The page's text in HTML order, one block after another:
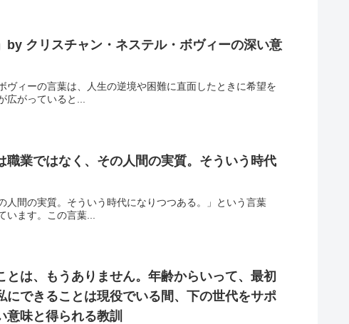
by クリスチャン・ネステル・ボヴィーの深い意
ィーの言葉は、人生の逆境や困難に直面したときに希望を
広がっていると...
職業ではなく、その人間の実質。そういう時代
間の実質。そういう時代になりつつある。」という言葉
ます。この言葉...
とは、もうありません。年齢からいって、最初
できることは現役でいる間、下の世代をサポ
味と得られる教訓